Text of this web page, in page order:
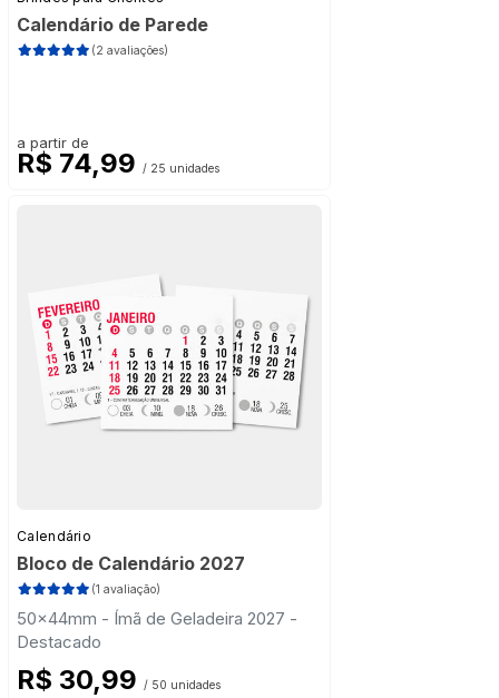
Calendário de Parede
(2 avaliações)
a partir de
R$ 74,99 / 25 unidades
Calendário
Bloco de Calendário 2027
(1 avaliação)
50x44mm - Ímã de Geladeira 2027 -
Destacado
R$ 30,99 / 50 unidades